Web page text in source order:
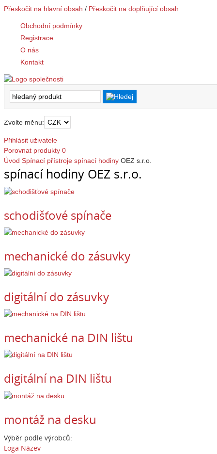
Přeskočit na hlavní obsah / Přeskočit na doplňující obsah
Obchodní podmínky
Registrace
O nás
Kontakt
Zvolte měnu:
Přihlásit uživatele
Porovnat produkty 0
Úvod Spínací přístroje spínací hodiny OEZ s.r.o.
spínací hodiny OEZ s.r.o.
schodišťové spínače
mechanické do zásuvky
digitální do zásuvky
mechanické na DIN lištu
digitální na DIN lištu
montáž na desku
Výběr podle výrobců:
Loga Název